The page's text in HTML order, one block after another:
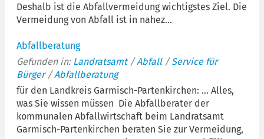
Deshalb ist die Abfallvermeidung wichtigstes Ziel. Die
Vermeidung von Abfall ist in nahez...
Abfallberatung
Gefunden in: Landratsamt/Abfall/Service für
Bürger/Abfallberatung
für den Landkreis Garmisch-Partenkirchen: ... Alles,
was Sie wissen müssen Die Abfallberater der
kommunalen Abfallwirtschaft beim Landratsamt
Garmisch-Partenkirchen beraten Sie zur Vermeidung,